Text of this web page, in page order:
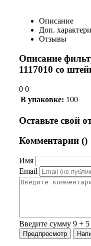
Описание
Доп.
Отзывы
Описание
1117010 со
0 0
В упаковке: 100
Оставьте свой
Комментарии ()
Имя
Email
Введите сумму 9 + 5